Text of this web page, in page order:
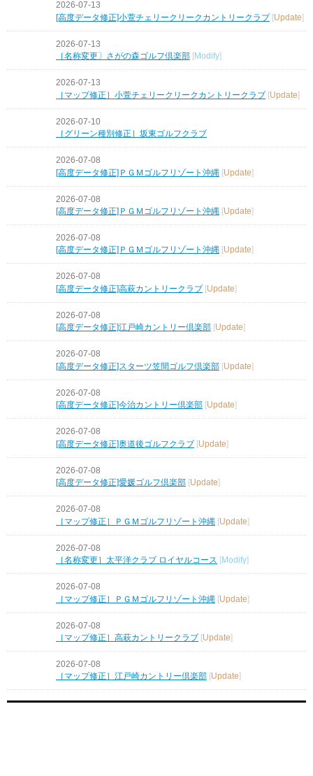
2026-07-13
[高度データ修正]小萱チェリークリークカントリークラブ [Update]
2026-07-13
［名称変更〕さがの森ゴルフ倶楽部
Modify
2026-07-13
［マップ修正］小萱チェリークリークカントリークラブ [Update]
2026-07-10
［グリーン種別修正］坂東ゴルフクラブ
2026-07-08
[高度データ修正]ＰＧＭゴルフリゾート沖縄 [Update]
2026-07-08
[高度データ修正]ＰＧＭゴルフリゾート沖縄 [Update]
2026-07-08
[高度データ修正]ＰＧＭゴルフリゾート沖縄 Update
2026-07-08
[高度データ修正]高萩カントリークラブ [Update]
2026-07-08
[高度データ修正]江戸崎カントリー倶楽部 Update
2026-07-08
[高度データ修正]スターツ笠間ゴルフ倶楽部 [Update]
2026-07-08
[高度データ修正]今治カントリー倶楽部 Update
2026-07-08
[高度データ修正]奥道後ゴルフクラブ [Update]
2026-07-08
[高度データ修正]愛媛ゴルフ倶楽部 Update
2026-07-08
［マップ修正］ＰＧＭゴルフリゾート沖縄 [Update]
2026-07-08
［名称変更］太平洋クラブ ロイヤルコース [Modify]
2026-07-08
［マップ修正］ＰＧＭゴルフリゾート沖縄 [Update]
2026-07-08
［マップ修正］高萩カントリークラブ [Update]
2026-07-08
［マップ修正］江戸崎カントリー倶楽部 Update